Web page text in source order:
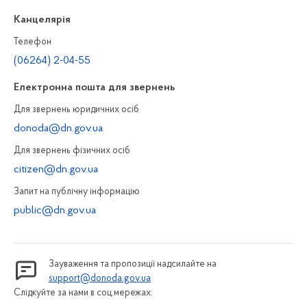
Канцелярiя
Телефон
(06264) 2-04-55
Електронна пошта для звернень
Для звернень юридичних осiб
donoda@dn.gov.ua
Для звернень фізичних осiб
citizen@dn.gov.ua
Запит на публiчну інформацiю
public@dn.gov.ua
Зауваження та пропозиції надсилайте на
support@donoda.gov.ua
Слідкуйте за нами в соц.мережах: